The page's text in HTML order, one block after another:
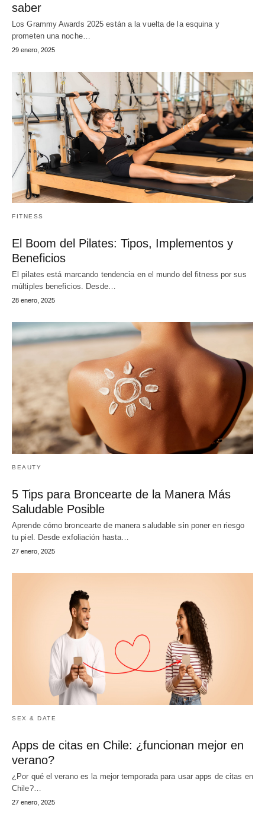
saber
Los Grammy Awards 2025 están a la vuelta de la esquina y
prometen una noche…
29 enero, 2025
FITNESS
El Boom del Pilates: Tipos, Implementos y
Beneficios
El pilates está marcando tendencia en el mundo del fitness por sus
múltiples beneficios. Desde…
28 enero, 2025
BEAUTY
5 Tips para Broncearte de la Manera Más
Saludable Posible
Aprende cómo broncearte de manera saludable sin poner en riesgo
tu piel. Desde exfoliación hasta…
27 enero, 2025
SEX & DATE
Apps de citas en Chile: ¿funcionan mejor en
verano?
¿Por qué el verano es la mejor temporada para usar apps de citas en
Chile?…
27 enero, 2025